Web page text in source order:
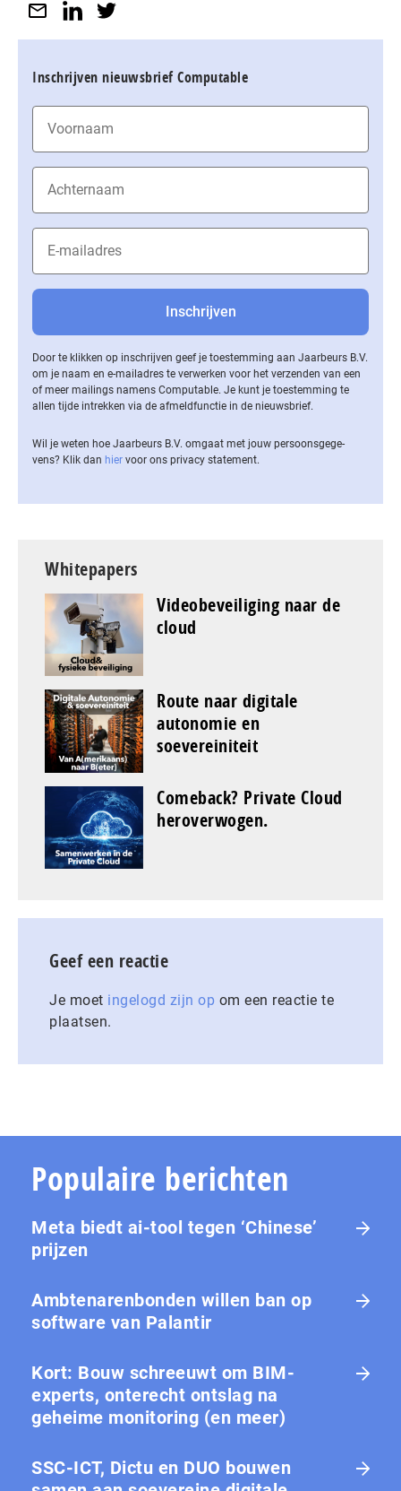
Inschrijven nieuwsbrief Computable
Door te klikken op inschrijven geef je toestemming aan Jaarbeurs B.V.
om je naam en e-mailadres te verwerken voor het verzenden van een
of meer mailings namens Computable. Je kunt je toestemming te
allen tijde intrekken via de af­meld­func­tie in de nieuwsbrief.
Wil je weten hoe Jaarbeurs B.V. omgaat met jouw per­soons­ge­ge­
vens? Klik dan hier voor ons privacy statement.
Whitepapers
Videobeveiliging naar de
cloud
Route naar digitale
autonomie en
soevereiniteit
Comeback? Private Cloud
heroverwogen.
Geef een reactie
Je moet ingelogd zijn op om een reactie te
plaatsen.
Populaire berichten
Meta biedt ai-tool tegen ‘Chinese’
prijzen
Ambtenarenbonden willen ban op
software van Palantir
Kort: Bouw schreeuwt om BIM-
experts, onterecht ontslag na
geheime monitoring (en meer)
SSC-ICT, Dictu en DUO bouwen